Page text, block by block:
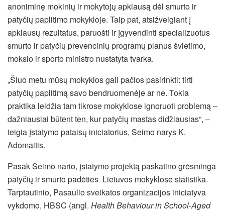
anoniminę mokinių ir mokytojų apklausą dėl smurto ir
patyčių paplitimo mokykloje. Taip pat, atsižvelgiant į
apklausų rezultatus, paruošti ir įgyvendinti specializuotus
smurto ir patyčių prevencinių programų planus švietimo,
mokslo ir sporto ministro nustatyta tvarka.
„Šiuo metu mūsų mokyklos gali pačios pasirinkti: tirti
patyčių paplitimą savo bendruomenėje ar ne. Tokia
praktika leidžia tam tikrose mokyklose ignoruoti problemą –
dažniausiai būtent ten, kur patyčių mastas didžiausias“, –
teigia įstatymo pataisų iniciatorius, Seimo narys K.
Adomaitis.
Pasak Seimo nario, įstatymo projektą paskatino grėsminga
patyčių ir smurto padėties Lietuvos mokyklose statistika.
Tarptautinio, Pasaulio sveikatos organizacijos iniciatyva
vykdomo, HBSC (angl. Health Behaviour in School-Aged